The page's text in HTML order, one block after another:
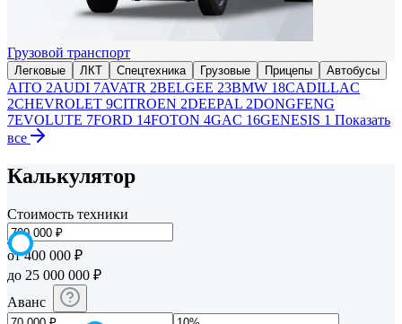
Грузовой транспорт
Легковые ЛКТ Спецтехника Грузовые Прицепы Автобусы
AITO 2AUDI 7AVATR 2BELGEE 23BMW 18CADILLAC
2CHEVROLET 9CITROEN 2DEEPAL 2DONGFENG
7EVOLUTE 7FORD 14FOTON 4GAC 16GENESIS 1 Показать
все
Калькулятор
Стоимость техники
от 400 000 ₽
до 25 000 000 ₽
Аванс